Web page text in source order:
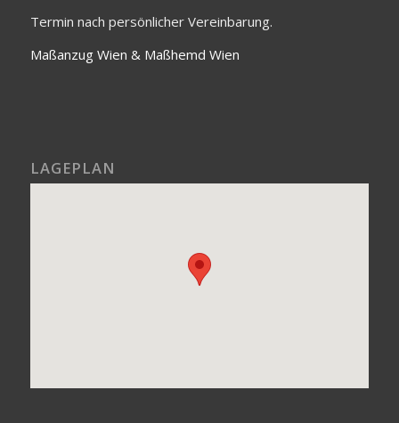
Termin nach persönlicher Vereinbarung.
Maßanzug Wien & Maßhemd Wien
LAGEPLAN